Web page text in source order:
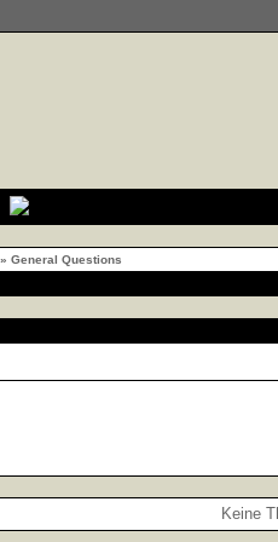
General Questions
Keine